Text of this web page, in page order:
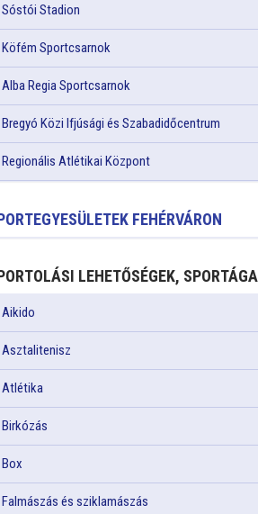
Sóstói Stadion
Köfém Sportcsarnok
Alba Regia Sportcsarnok
Bregyó Közi Ifjúsági és Szabadidőcentrum
Regionális Atlétikai Központ
FEHÉRVÁRON
LEHETŐSÉGEK,
Aikido
Asztalitenisz
Atlétika
Birkózás
Box
Falmászás és sziklamászás